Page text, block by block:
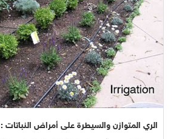
الري المتوازن والسيطرة على أمراض النباتات :